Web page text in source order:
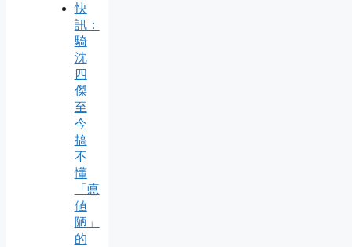
快
訊：
騎
沈
四
傑
至
今
搞
不
懂
「悳
値
陋」
的